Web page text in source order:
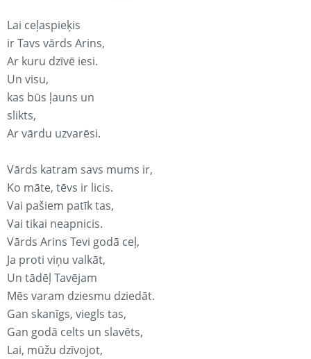
Lai ceļaspieķis
ir Tavs vārds Arins,
Ar kuru dzīvē iesi.
Un visu,
kas būs ļauns un
slikts,
Ar vārdu uzvarēsi.
Vārds katram savs mums ir,
Ko māte, tēvs ir licis.
Vai pašiem patīk tas,
Vai tikai neapnicis.
Vārds Arins Tevi godā ceļ,
Ja proti viņu valkāt,
Un tādēļ Tavējam
Mēs varam dziesmu dziedāt.
Gan skanīgs, viegls tas,
Gan godā celts un slavēts,
Lai, mūžu dzīvojot,